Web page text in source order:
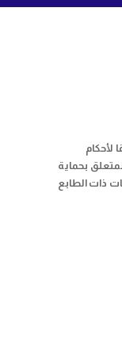
لأحكام
18-07 المعدل و المتمم للقانون 25-11 المتعلق بحماية
ذات الطابع